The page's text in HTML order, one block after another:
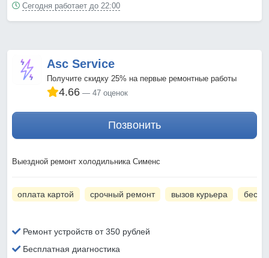
Сегодня работает до 22:00
Asc Service
Получите скидку 25% на первые ремонтные работы
4.66 47 оценок
Позвонить
Выездной ремонт холодильника Сименс
оплата картой срочный ремонт вызов курьера
Ремонт устройств от 350 рублей
Бесплатная диагностика